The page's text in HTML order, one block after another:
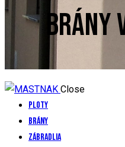
BRÁNY
Close
Ploty
Brány
Zábradlia